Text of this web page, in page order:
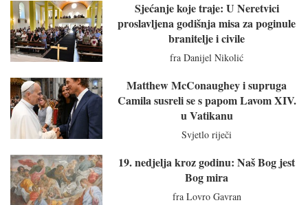
Sjećanje koje traje: U Neretvici
proslavljena godišnja misa za poginule
branitelje i civile
fra Danijel Nikolić
Matthew McConaughey i supruga
Camila susreli se s papom Lavom XIV.
u Vatikanu
Svjetlo riječi
19. nedjelja kroz godinu: Naš Bog jest
Bog mira
fra Lovro Gavran